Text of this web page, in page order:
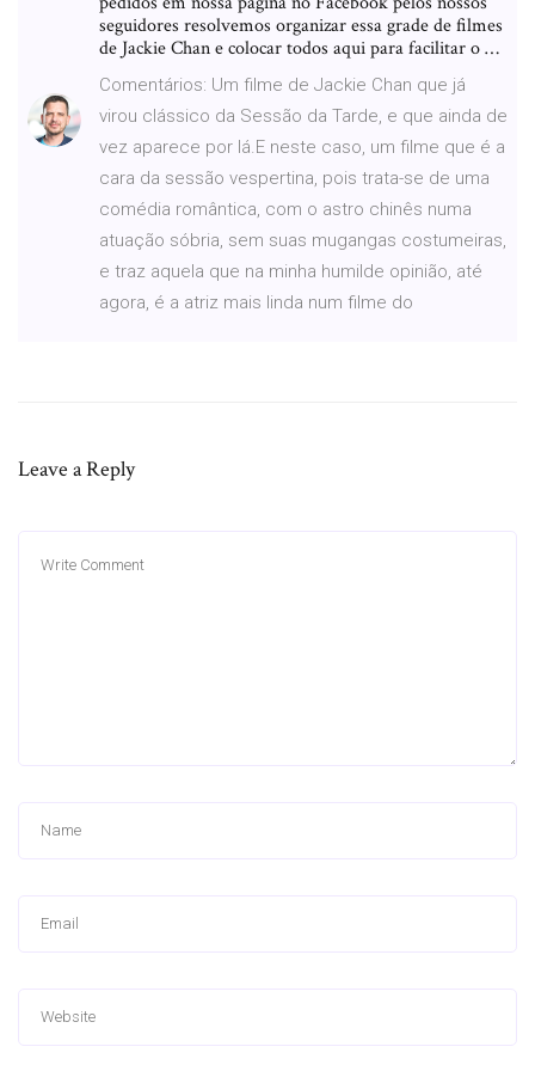
seguidores resolvemos organizar essa grade de filmes
de Jackie Chan e colocar todos aqui para facilitar o …
Comentários: Um filme de Jackie Chan que já
virou clássico da Sessão da Tarde, e que ainda de
vez aparece por lá.E neste caso, um filme que é a
cara da sessão vespertina, pois trata-se de uma
comédia romântica, com o astro chinês numa
atuação sóbria, sem suas mugangas costumeiras,
e traz aquela que na minha humilde opinião, até
agora, é a atriz mais linda num filme do
Leave a Reply